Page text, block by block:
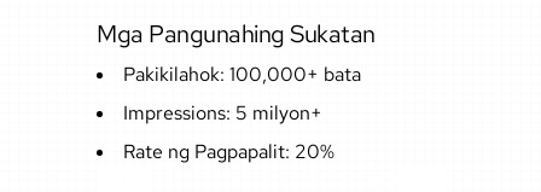
Mga Pangunahing Sukatan
Pakikilahok: 100,000+ bata
Impressions: 5 milyon+
Rate ng Pagpapalit: 20%